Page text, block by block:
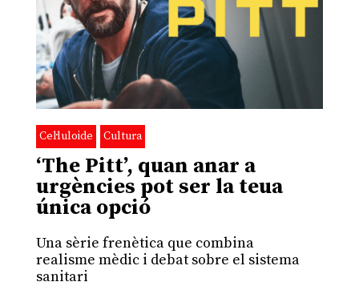
Cel·luloide Cultura
‘The Pitt’, quan anar a
urgències pot ser la teua
única opció
Una sèrie frenètica que combina
realisme mèdic i debat sobre el sistema
sanitari